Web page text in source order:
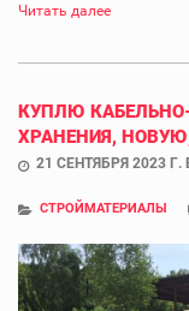
Читать далее
КУПЛЮ
ХРАНЕНИЯ,
21 СЕНТЯБРЯ 2023 Г.
СТРОЙМАТЕРИАЛЫ